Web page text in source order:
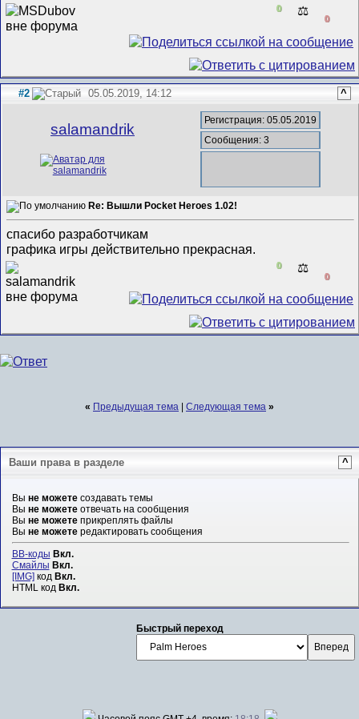
0 ⚖️
0
#2 05.05.2019, 14:12 ^
salamandrik
Регистрация: 05.05.2019
Сообщения: 3
Re: Вышли Pocket Heroes 1.02!
спасибо разработчикам
графика игры действительно прекрасная.
0 ⚖️
0
« Предыдущая тема Следующая тема »
Ваши права в разделе ^
Вы не можетесоздавать темы
Вы не можетеотвечать на сообщения
Вы не можетеприкреплять файлы
Вы не можетередактировать сообщения
BB-коды Вкл.
Смайлы Вкл.
[IMG]код Вкл.
HTML код Вкл.
Быстрый переход